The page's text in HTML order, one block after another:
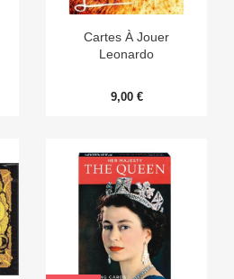
Cartes À Jouer
Leonardo
9,00 €